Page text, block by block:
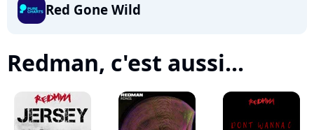
Red Gone Wild
Redman, c'est aussi...